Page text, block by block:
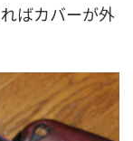
ばカバーが外